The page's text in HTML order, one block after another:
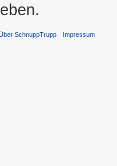
SchnuppTrupp Impressum